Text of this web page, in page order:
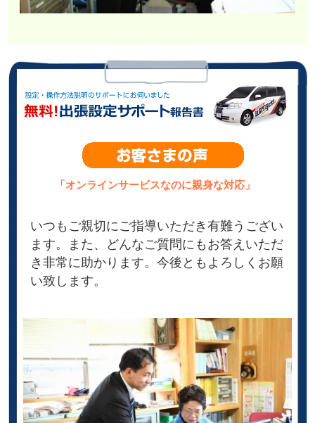
「オンラインサービスなのに親身な対応」
いつもご親切にご指導いただき有難うござい
ます。また、どんなご質問にもお答えいただ
き非常に助かります。今後ともよろしくお願
い致します。